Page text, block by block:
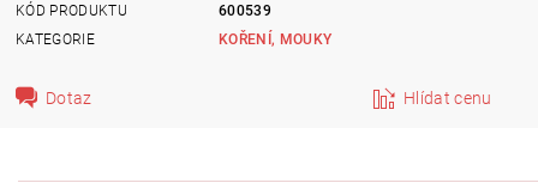
KÓD PRODUKTU
600539
KATEGORIE
KOŘENÍ, MOUKY
Dotaz Hlídat cenu